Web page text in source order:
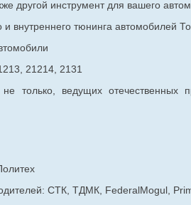
другой инструмент для вашего
внутреннего тюнинга
21214, 2131
только, ведущих
СТК, ТДМК, FederalMogul,